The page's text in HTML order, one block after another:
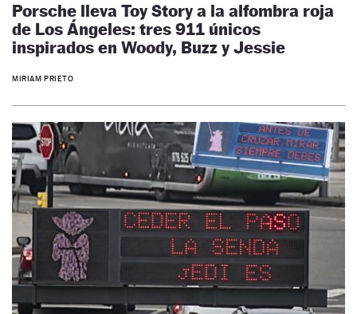
Porsche lleva Toy Story a la alfombra roja
de Los Ángeles: tres 911 únicos
inspirados en Woody, Buzz y Jessie
MIRIAM PRIETO